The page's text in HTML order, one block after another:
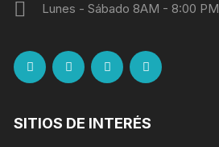
Lunes - Sábado 8AM - 8:00 PM
SITIOS DE INTERÉS